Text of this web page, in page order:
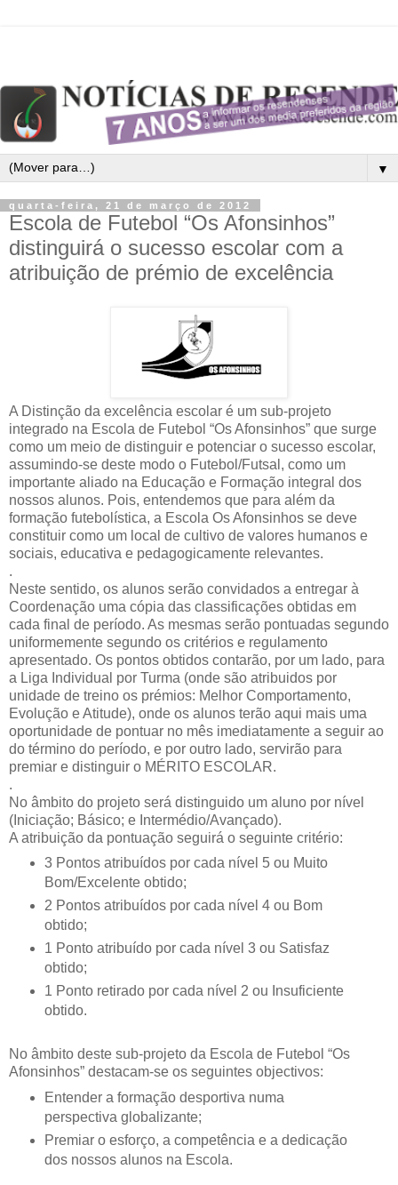
▼
quarta-feira, 21 de março de 2012
Escola de Futebol “Os Afonsinhos”
distinguirá o sucesso escolar com a
atribuição de prémio de excelência
A Distinção da excelência escolar é um sub-projeto
integrado na Escola de Futebol “Os Afonsinhos” que surge
como um meio de distinguir e potenciar o sucesso escolar,
assumindo-se deste modo o Futebol/Futsal, como um
importante aliado na Educação e Formação integral dos
nossos alunos. Pois, entendemos que para além da
formação futebolística, a Escola Os Afonsinhos se deve
constituir como um local de cultivo de valores humanos e
sociais, educativa e pedagogicamente relevantes.
.
Neste sentido, os alunos serão convidados a entregar à
Coordenação uma cópia das classificações obtidas em
cada final de período. As mesmas serão pontuadas segundo
uniformemente segundo os critérios e regulamento
apresentado. Os pontos obtidos contarão, por um lado, para
a Liga Individual por Turma (onde são atribuidos por
unidade de treino os prémios: Melhor Comportamento,
Evolução e Atitude), onde os alunos terão aqui mais uma
oportunidade de pontuar no mês imediatamente a seguir ao
do término do período, e por outro lado, servirão para
premiar e distinguir o MÉRITO ESCOLAR.
.
No âmbito do projeto será distinguido um aluno por nível
(Iniciação; Básico; e Intermédio/Avançado).
A atribuição da pontuação seguirá o seguinte critério:
3 Pontos atribuídos por cada nível 5 ou Muito
Bom/Excelente obtido;
2 Pontos atribuídos por cada nível 4 ou Bom
obtido;
1 Ponto atribuído por cada nível 3 ou Satisfaz
obtido;
1 Ponto retirado por cada nível 2 ou Insuficiente
obtido.
No âmbito deste sub-projeto da Escola de Futebol “Os
Afonsinhos” destacam-se os seguintes objectivos:
Entender a formação desportiva numa
perspectiva globalizante;
Premiar o esforço, a competência e a dedicação
dos nossos alunos na Escola.